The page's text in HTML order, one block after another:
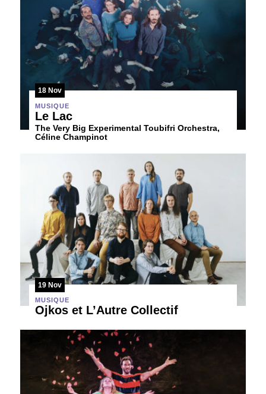
18 Nov
MUSIQUE
Le Lac
The Very Big Experimental Toubifri Orchestra,
Céline Champinot
19 Nov
MUSIQUE
Ojkos et L’Autre Collectif